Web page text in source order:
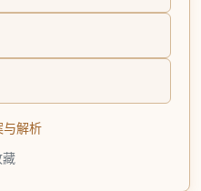
与解析
藏